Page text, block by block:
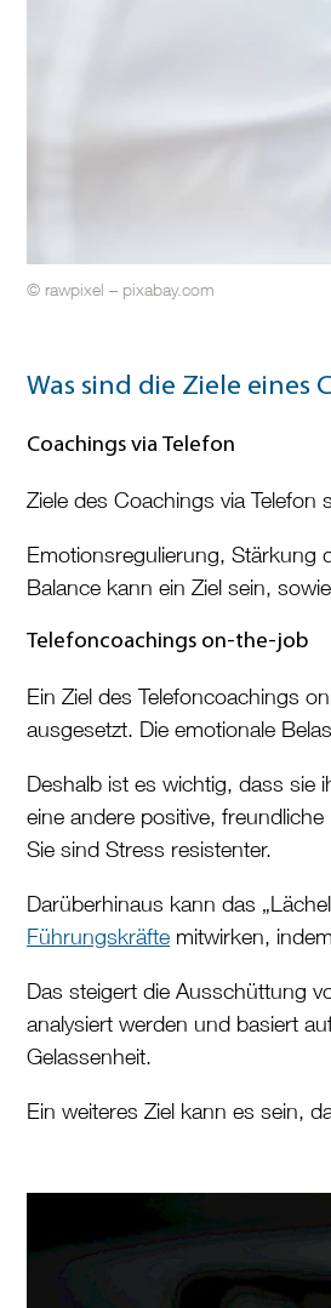
© rawpixel – pixabay.com
Was sind die Ziele
Coachings via Telefon
Ziele des Coachings via
Emotionsregulierung, Stärkung
Balance kann ein Ziel sein,
Telefoncoachings on-the-job
Ein Ziel des Telefoncoachings
ausgesetzt. Die emotionale
Deshalb ist es wichtig, dass sie
eine andere positive,
Sie sind Stress resistenter.
Darüberhinaus kann das
Führungskräfte mitwirken,
Das steigert die Ausschüttung
analysiert werden und basiert
Gelassenheit.
Ein weiteres Ziel kann es sein,